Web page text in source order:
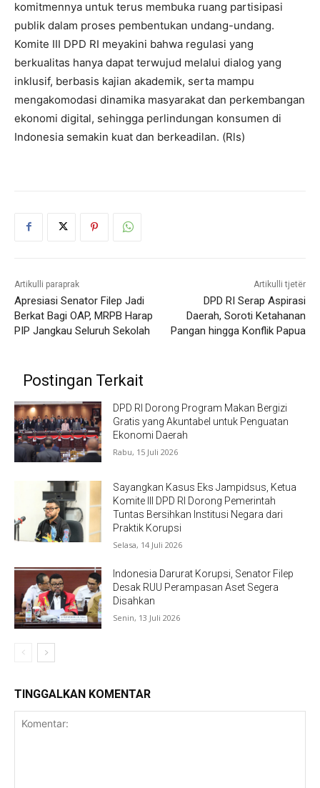
komitmennya untuk terus membuka ruang partisipasi
publik dalam proses pembentukan undang-undang.
Komite III DPD RI meyakini bahwa regulasi yang
berkualitas hanya dapat terwujud melalui dialog yang
inklusif, berbasis kajian akademik, serta mampu
mengakomodasi dinamika masyarakat dan perkembangan
ekonomi digital, sehingga perlindungan konsumen di
Indonesia semakin kuat dan berkeadilan. (Rls)
Artikulli paraprak
Apresiasi Senator Filep Jadi
Berkat Bagi OAP, MRPB Harap
PIP Jangkau Seluruh Sekolah
Artikulli tjetër
DPD RI Serap Aspirasi
Daerah, Soroti Ketahanan
Pangan hingga Konflik Papua
Postingan Terkait
DPD RI Dorong Program Makan Bergizi
Gratis yang Akuntabel untuk Penguatan
Ekonomi Daerah
Rabu, 15 Juli 2026
Sayangkan Kasus Eks Jampidsus, Ketua
Komite III DPD RI Dorong Pemerintah
Tuntas Bersihkan Institusi Negara dari
Praktik Korupsi
Selasa, 14 Juli 2026
Indonesia Darurat Korupsi, Senator Filep
Desak RUU Perampasan Aset Segera
Disahkan
Senin, 13 Juli 2026
TINGGALKAN KOMENTAR